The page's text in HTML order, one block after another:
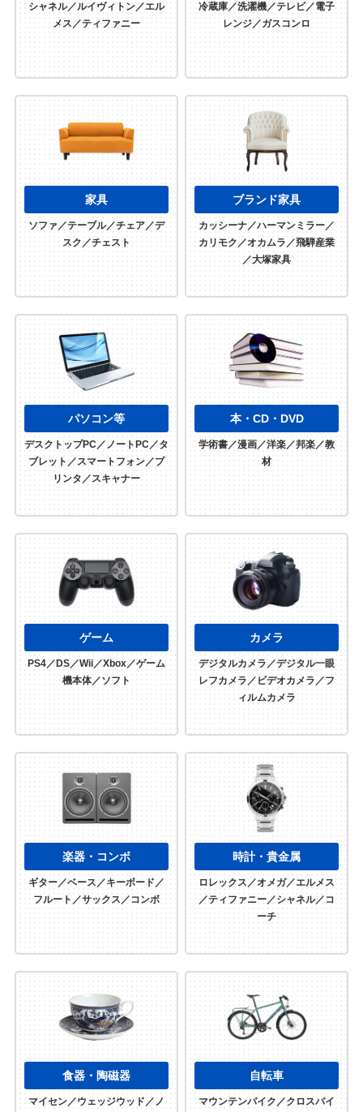
シャネル／ルイヴィトン／エル
メス／ティファニー
冷蔵庫／洗濯機／テレビ／電子
レンジ／ガスコンロ
家具
ソファ／テーブル／チェア／デ
スク／チェスト
ブランド家具
カッシーナ／ハーマンミラー／
カリモク／オカムラ／飛騨産業
／大塚家具
パソコン等
デスクトップPC／ノートPC／タ
ブレット／スマートフォン／プ
リンタ／スキャナー
本・CD・DVD
学術書／漫画／洋楽／邦楽／教
材
ゲーム
PS4／DS／Wii／Xbox／ゲーム
機本体／ソフト
カメラ
デジタルカメラ／デジタル一眼
レフカメラ／ビデオカメラ／フ
ィルムカメラ
楽器・コンボ
ギター／ベース／キーボード／
フルート／サックス／コンボ
時計・貴金属
ロレックス／オメガ／エルメス
／ティファニー／シャネル／コ
ーチ
食器・陶磁器
マイセン／ウェッジウッド／ノ
自転車
マウンテンバイク／クロスバイ